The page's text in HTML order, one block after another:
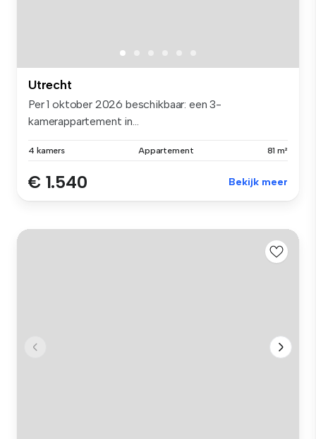
Utrecht
Per 1 oktober 2026 beschikbaar: een 3-
kamerappartement in...
4 kamers Appartement 81 m²
€ 1.540 Bekijk meer